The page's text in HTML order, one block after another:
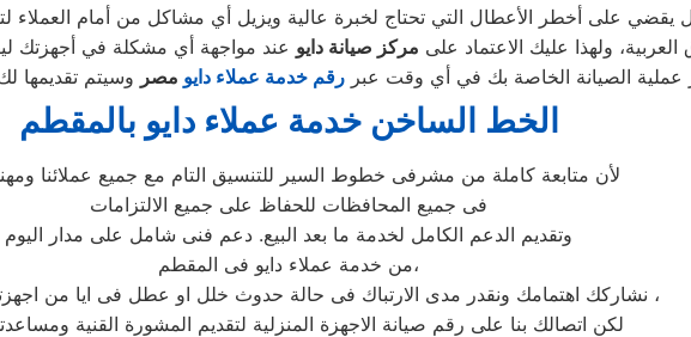
يقضي على أخطر الأعطال التي تحتاج لخبرة عالية ويزيل أي مشاكل من أمام العملاء
ولهذا عليك الاعتماد على مركز صيانة دايو
الصيانة الخاصة بك في أي وقت عبر رقم خدمة عملاء دايو مصر
الخط الساخن خدمة عملاء دايو بالمقطم
لأن متابعة كاملة من مشرفى خطوط السير للتنسيق التام مع جميع عملائنا
فى جميع المحافظات للحفاظ على جميع الالتزامات
وتقديم الدعم الكامل لخدمة ما بعد البيع. دعم فنى شامل على مدار اليوم
من خدمة عملاء دايو فى المقطم،
نشاركك اهتمامك ونقدر مدى الارتباك فى حالة حدوث خلل او عطل فى ايا من اجهزتنا المنزلية ،
لكن اتصالك بنا على رقم صيانة الاجهزة المنزلية لتقديم المشورة القنية